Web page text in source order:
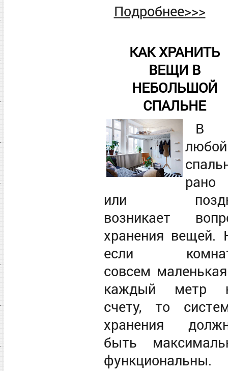
Подробнее>>>
КАК ХРАНИТЬ
ВЕЩИ В
НЕБОЛЬШОЙ
СПАЛЬНЕ
В
любой
рано
или
возникает
хранения вещей.
если
совсем
каждый метр
счету, то
хранения
быть
функциональны.